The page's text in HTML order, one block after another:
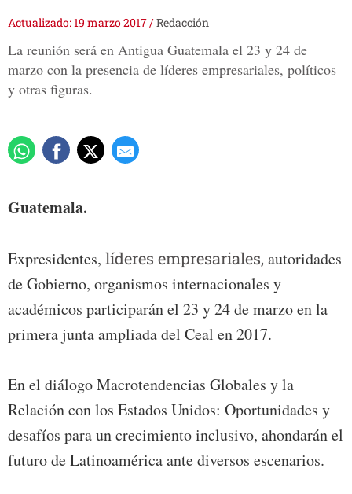
Actualizado: 19 marzo 2017/Redacción
La reunión será en Antigua Guatemala el 23 y 24 de
marzo con la presencia de líderes empresariales, políticos
y otras figuras.
Guatemala.
Expresidentes, líderes empresariales, autoridades
de Gobierno, organismos internacionales y
académicos participarán el 23 y 24 de marzo en la
primera junta ampliada del Ceal en 2017.
En el diálogo Macrotendencias Globales y la
Relación con los Estados Unidos: Oportunidades y
desafíos para un crecimiento inclusivo, ahondarán el
futuro de Latinoamérica ante diversos escenarios.